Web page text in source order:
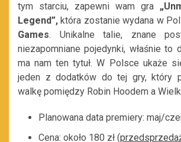
tym starciu, zapewni wam gra
Legend”,która zostanie wydana w
Games. Unikalne talie, znane
niezapomniane pojedynki, właśnie to
ma nam ten tytuł. W Polsce ukaże
jeden z dodatków do tej gry, który
walkę pomiędzy Robin Hoodem a
Planowana data premiery: maj/
Cena: około 180 zł (